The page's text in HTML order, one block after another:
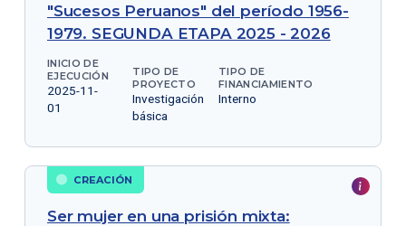
"Sucesos Peruanos" del período 1956-
1979. SEGUNDA ETAPA 2025 - 2026
INICIO DE
EJECUCIÓN
2025-11-
01
TIPO DE
PROYECTO
Investigación
básica
TIPO DE
FINANCIAMIENTO
Interno
CREACIÓN
Ser mujer en una prisión mixta: